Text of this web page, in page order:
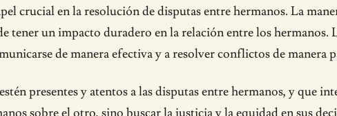
crucial en la resolución de disputas entre hermanos. La
tener un impacto duradero en la relación entre los
de manera efectiva y a resolver conflictos de manera
presentes y atentos a las disputas entre hermanos, y que